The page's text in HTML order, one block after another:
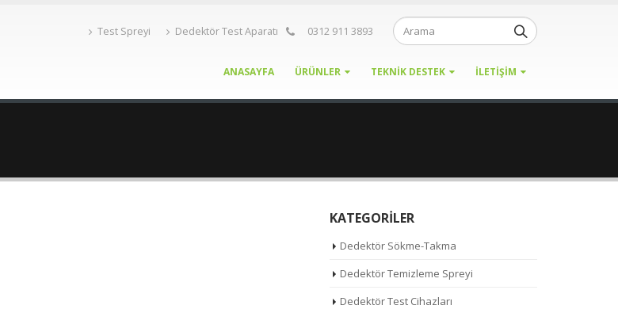
Test Spreyi Dedektör Test Aparatı 0312 911 3893
ANASAYFA ÜRÜNLER TEKNIK DESTEK İLETIŞIM
KATEGORILER
Dedektör Sökme-Takma
Dedektör Temizleme Spreyi
Dedektör Test Cihazları